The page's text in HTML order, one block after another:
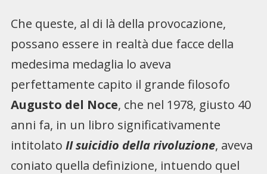
Che queste, al di là della provocazione,
possano essere in realtà due facce della
medesima medaglia lo aveva
perfettamente capito il grande filosofo
Augusto del Noce, che nel 1978, giusto 40
anni fa, in un libro significativamente
intitolato II suicidio della rivoluzione, aveva
coniato quella definizione, intuendo quel